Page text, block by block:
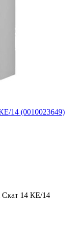
14 (0010023649)
Скат 14 КE/14